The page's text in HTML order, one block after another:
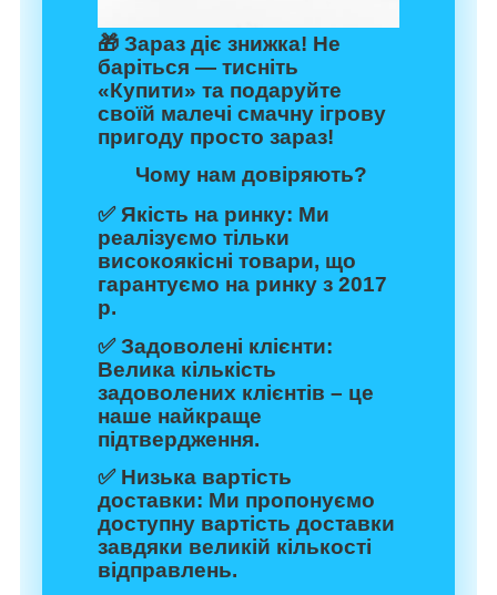
🎁 Зараз діє знижка! Не
баріться — тисніть
«Купити» та подаруйте
своїй малечі смачну ігрову
пригоду просто зараз!
Чому нам довіряють?
✅Якість на ринку: Ми
реалізуємо тільки
високоякісні товари, що
гарантуємо на ринку з 2017
р.
✅Задоволені клієнти:
Велика кількість
задоволених клієнтів – це
наше найкраще
підтвердження.
✅ Низька вартість
доставки: Ми пропонуємо
доступну вартість доставки
завдяки великій кількості
відправлень.